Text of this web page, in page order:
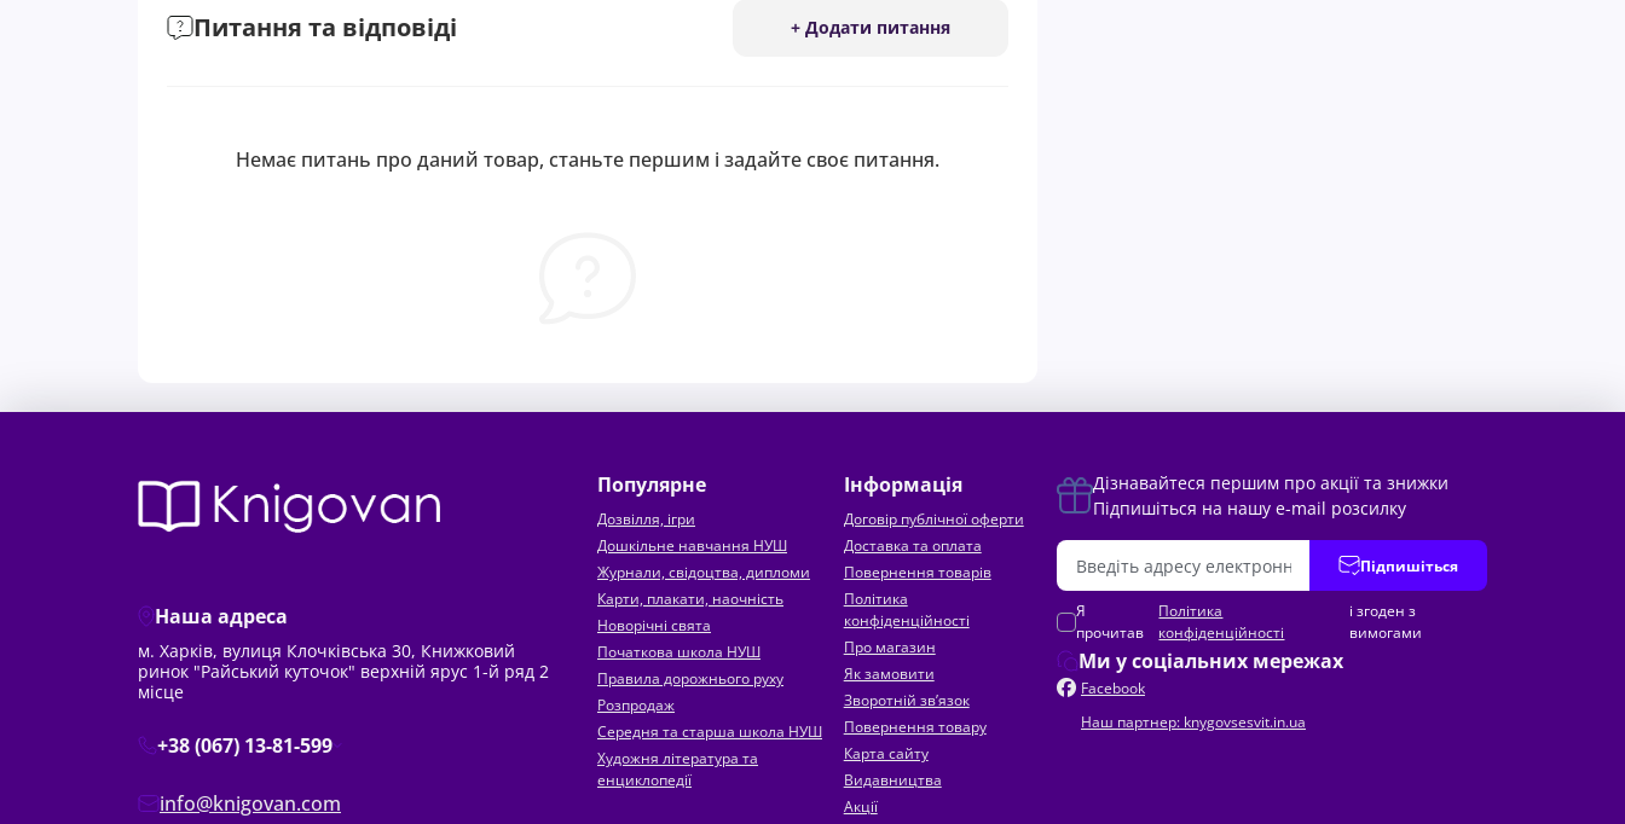
Питання та відповіді + Додати питання
Немає питань про даний товар, станьте першим і задайте своє питання.
Наша адреса
м. Харків, вулиця Клочківська 30, Книжковий
ринок "Райський куточок" верхній ярус 1-й ряд 2
місце
+38 (067) 13-81-599
info@knigovan.com
Популярне
Дозвілля, ігри
Дошкільне навчання НУШ
Журнали, свідоцтва, дипломи
Карти, плакати, наочність
Новорічні свята
Початкова школа НУШ
Правила дорожнього руху
Розпродаж
Середня та старша школа НУШ
Художня література та
енциклопедії
Інформація
Договір публічної оферти
Доставка та оплата
Повернення товарів
Політика
конфіденційності
Про магазин
Як замовити
Зворотній зв’язок
Повернення товару
Карта сайту
Видавництва
Акції
Ми у соціальних мережах
Facebook
Наш партнер: knygovsesvit.in.ua
Дізнавайтеся першим про акції та знижки
Підпишіться на нашу e-mail розсилку
Підпишіться
Я
прочитав
Політика
конфіденційності
і згоден з
вимогами